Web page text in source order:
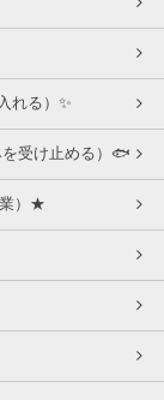
れる）✨
受け止める）🐟
業）★